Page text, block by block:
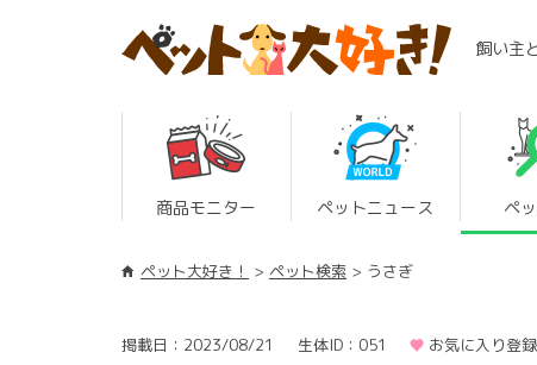
飼い主
商品モニター ペットニュース ペ
ペット大好き！ ペット検索 うさぎ
掲載日：2023/08/21 生体ID：051 お気に入り登